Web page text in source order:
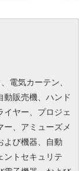
電気カーテン、
動販売機、ハンド
イヤー、プロジェ
ー、アミューズメ
よび機器、自動
ントセキュリテ